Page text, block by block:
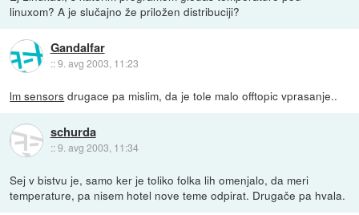
linuxom? A je slučajno že priložen distribuciji?
Gandalfar
::9. avg 2003, 11:23
lm sensors drugace pa mislim, da je tole malo offtopic vprasanje..
schurda
::9. avg 2003, 11:34
Sej v bistvu je, samo ker je toliko folka lih omenjalo, da meri
temperature, pa nisem hotel nove teme odpirat. Drugače pa hvala.